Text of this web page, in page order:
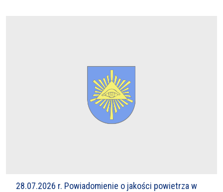
28.07.2026 r. Powiadomienie o jakości powietrza w